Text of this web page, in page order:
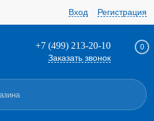
Вход Регистрация
+7 (499) 213-20-10
Заказать звонок
0